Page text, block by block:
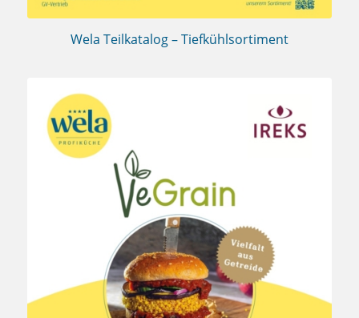
Wela Teilkatalog – Tiefkühlsortiment